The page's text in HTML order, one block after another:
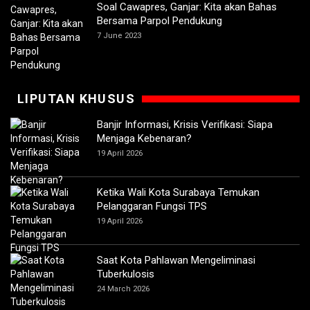
Soal Cawapres, Ganjar: Kita akan Bahas
Bersama Parpol Pendukung
7 June 2023
LIPUTAN KHUSUS
Banjir Informasi, Krisis Verifikasi: Siapa
Menjaga Kebenaran?
19 April 2026
Ketika Wali Kota Surabaya Temukan
Pelanggaran Fungsi TPS
19 April 2026
Saat Kota Pahlawan Mengeliminasi
Tuberkulosis
24 March 2026